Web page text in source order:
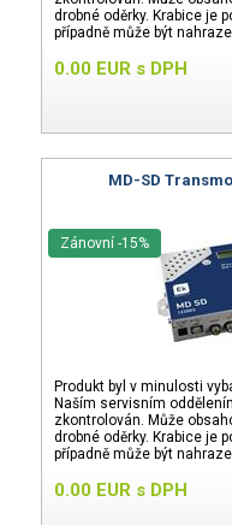
drobné oděrky. Krabice je
případně může být
0.00 EUR s DPH
MD-SD
Produkt byl v minulosti
Naším servisním
zkontrolován. Může
drobné oděrky. Krabice je
případně může být
0.00 EUR s DPH
Zánovní -15%